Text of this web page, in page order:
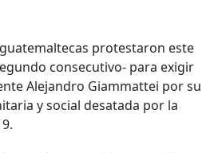
protestaron este
consecutivo- para exigir
Alejandro Giammattei por su
y social desatada por la